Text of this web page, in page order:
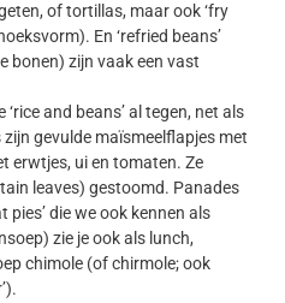
of tortillas, maar ook ‘fry
En ‘refried beans’
bonen) zijn vaak een vast
and beans’ al tegen, net als
gevulde maïsmeelflapjes met
erwtjes, ui en tomaten. Ze
leaves) gestoomd. Panades
pies’ die we ook kennen als
zie je ook als lunch,
chimole (of chirmole; ook